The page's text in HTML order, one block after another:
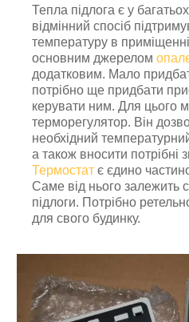
Тепла підлога є у
відмінний спосіб
температуру в
основним джерелом
додатковим. Мало
потрібно ще придбати
керувати ним. Для цього
терморегулятор. Він
необхідний
а також вносити потрібні
Термостат є єдино
Саме від нього залежить
підлоги. Потрібно
для свого будинку.